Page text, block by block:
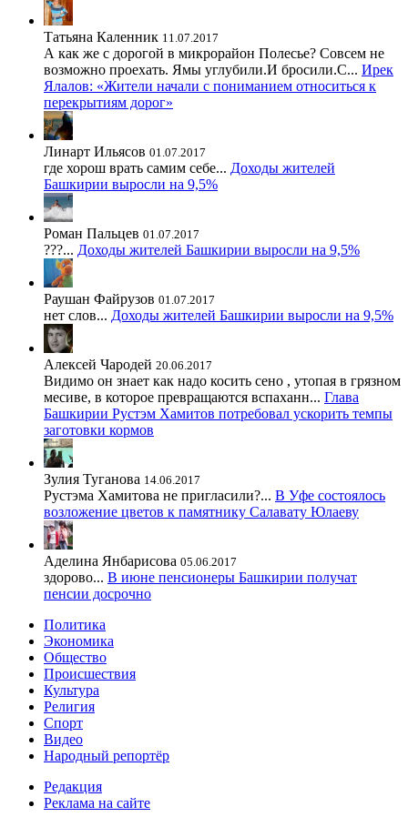
Татьяна Каленник 11.07.2017
А как же с дорогой в микрорайон Полесье? Совсем не
возможно проехать. Ямы углубили.И бросили.С... Ирек
Ялалов: «Жители начали с пониманием относиться к
перекрытиям дорог»
Линарт Ильясов 01.07.2017
где хорош врать самим себе... Доходы жителей
Башкирии выросли на 9,5%
Роман Пальцев 01.07.2017
???... Доходы жителей Башкирии выросли на 9,5%
Раушан Файрузов 01.07.2017
нет слов... Доходы жителей Башкирии выросли на 9,5%
Алексей Чародей 20.06.2017
Видимо он знает как надо косить сено , утопая в грязном
месиве, в которое превращаются вспаханн... Глава
Башкирии Рустэм Хамитов потребовал ускорить темпы
заготовки кормов
Зулия Туганова 14.06.2017
Рустэма Хамитова не пригласили?... В Уфе состоялось
возложение цветов к памятнику Салавату Юлаеву
Аделина Янбарисова 05.06.2017
здорово... В июне пенсионеры Башкирии получат
пенсии досрочно
Политика
Экономика
Общество
Происшествия
Культура
Религия
Спорт
Видео
Народный репортёр
Редакция
Реклама на сайте